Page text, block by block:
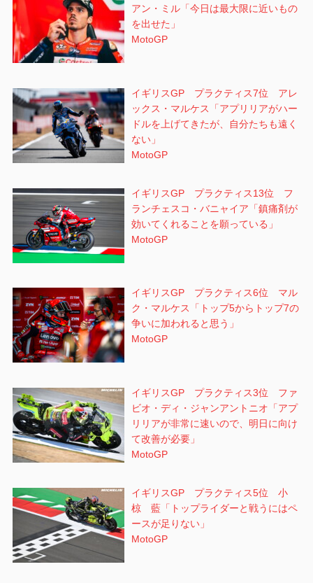
アン・ミル「今日は最大限に近いもの
を出せた」
MotoGP
イギリスGP プラクティス7位 アレ
ックス・マルケス「アプリリアがハー
ドルを上げてきたが、自分たちも遠く
ない」
MotoGP
イギリスGP プラクティス13位 フ
ランチェスコ・バニャイア「鎮痛剤が
効いてくれることを願っている」
MotoGP
イギリスGP プラクティス6位 マル
ク・マルケス「トップ5からトップ7の
争いに加われると思う」
MotoGP
イギリスGP プラクティス3位 ファ
ビオ・ディ・ジャンアントニオ「アプ
リリアが非常に速いので、明日に向け
て改善が必要」
MotoGP
イギリスGP プラクティス5位 小
椋 藍「トップライダーと戦うにはペ
ースが足りない」
MotoGP